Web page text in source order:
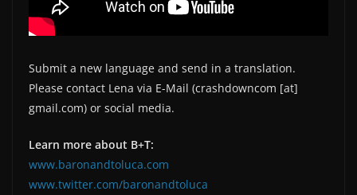
Submit a new language and send in a translation.
Please contact Lena via E-Mail (crashdowncom [at]
gmail.com) or social media.
Learn more about B+T:
www.baronandtoluca.com
www.twitter.com/baronandtoluca